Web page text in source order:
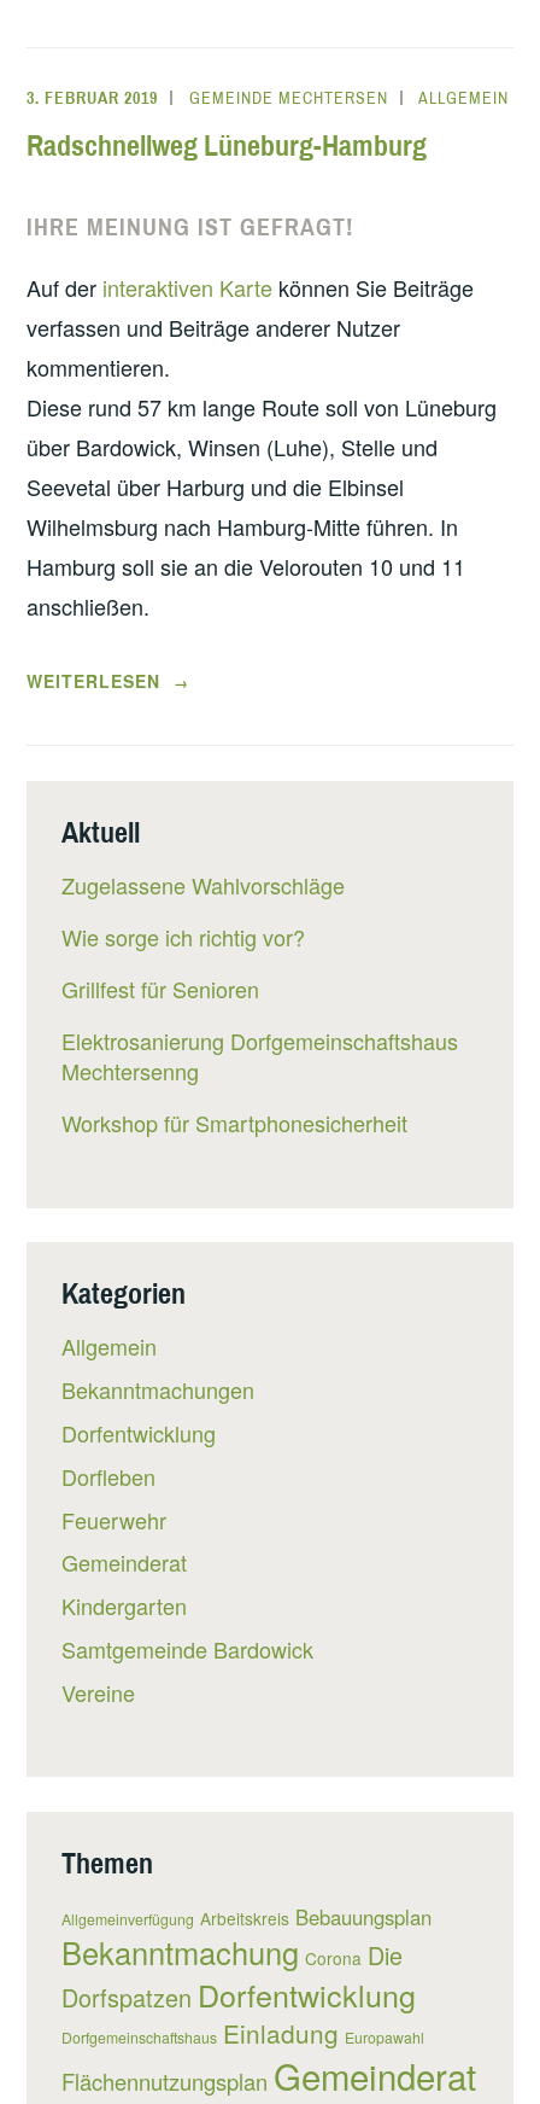
3. FEBRUAR 2019 GEMEINDE MECHTERSEN ALLGEMEIN
Radschnellweg Lüneburg-Hamburg
IHRE MEINUNG IST GEFRAGT!
Auf der interaktiven Karte können Sie Beiträge
verfassen und Beiträge anderer Nutzer
kommentieren.
Diese rund 57 km lange Route soll von Lüneburg
über Bardowick, Winsen (Luhe), Stelle und
Seevetal über Harburg und die Elbinsel
Wilhelmsburg nach Hamburg-Mitte führen. In
Hamburg soll sie an die Velorouten 10 und 11
anschließen.
„RADSCHNELLWEG
WEITERLESEN →
Aktuell
Zugelassene Wahlvorschläge
Wie sorge ich richtig vor?
Grillfest für Senioren
Elektrosanierung Dorfgemeinschaftshaus
Mechtersenng
Workshop für Smartphonesicherheit
Kategorien
Allgemein
Bekanntmachungen
Dorfentwicklung
Dorfleben
Feuerwehr
Gemeinderat
Kindergarten
Samtgemeinde Bardowick
Vereine
Themen
Allgemeinverfügung Arbeitskreis Bebauungsplan
Bekanntmachung Corona Die
Dorfspatzen Dorfentwicklung
Dorfgemeinschaftshaus Einladung Europawahl
Flächennutzungsplan Gemeinderat